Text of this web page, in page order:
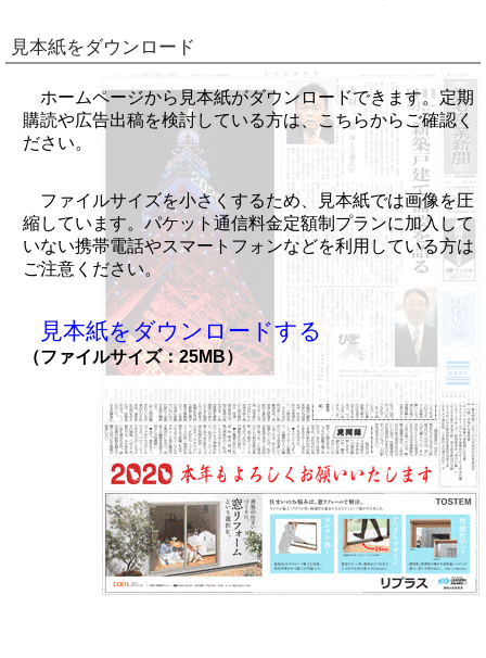
見本紙をダウンロード
ホームページから見本紙がダウンロードできます。定期
購読や広告出稿を検討している方は、こちらからご確認く
ださい。
ファイルサイズを小さくするため、見本紙では画像を圧
縮しています。パケット通信料金定額制プランに加入して
いない携帯電話やスマートフォンなどを利用している方は
ご注意ください。
見本紙をダウンロードする
（ファイルサイズ：25MB）